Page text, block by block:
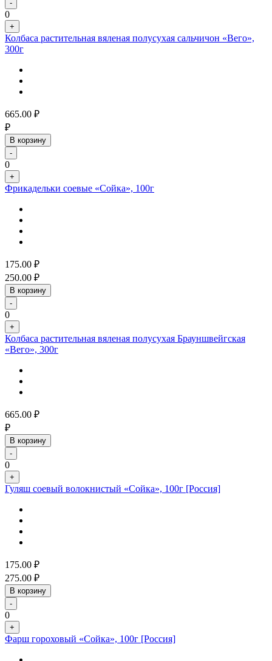
-
0
+
Колбаса растительная вяленая полусухая сальчичон «Вего»,
300г
665.00 ₽
₽
В корзину
-
0
+
Фрикадельки соевые «Сойка», 100г
175.00 ₽
250.00 ₽
В корзину
-
0
+
Колбаса растительная вяленая полусухая Брауншвейгская
«Вего», 300г
665.00 ₽
₽
В корзину
-
0
+
Гуляш соевый волокнистый «Сойка», 100г [Россия]
175.00 ₽
275.00 ₽
В корзину
-
0
+
Фарш гороховый «Сойка», 100г [Россия]